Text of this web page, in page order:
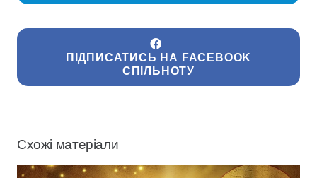
ПІДПИСАТИСЬ НА FACEBOOK
СПІЛЬНОТУ
Схожі матеріали